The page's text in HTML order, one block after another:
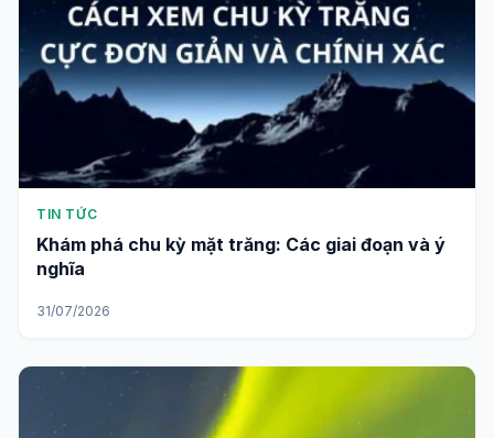
TIN TỨC
Khám phá chu kỳ mặt trăng: Các giai đoạn và ý
nghĩa
31/07/2026